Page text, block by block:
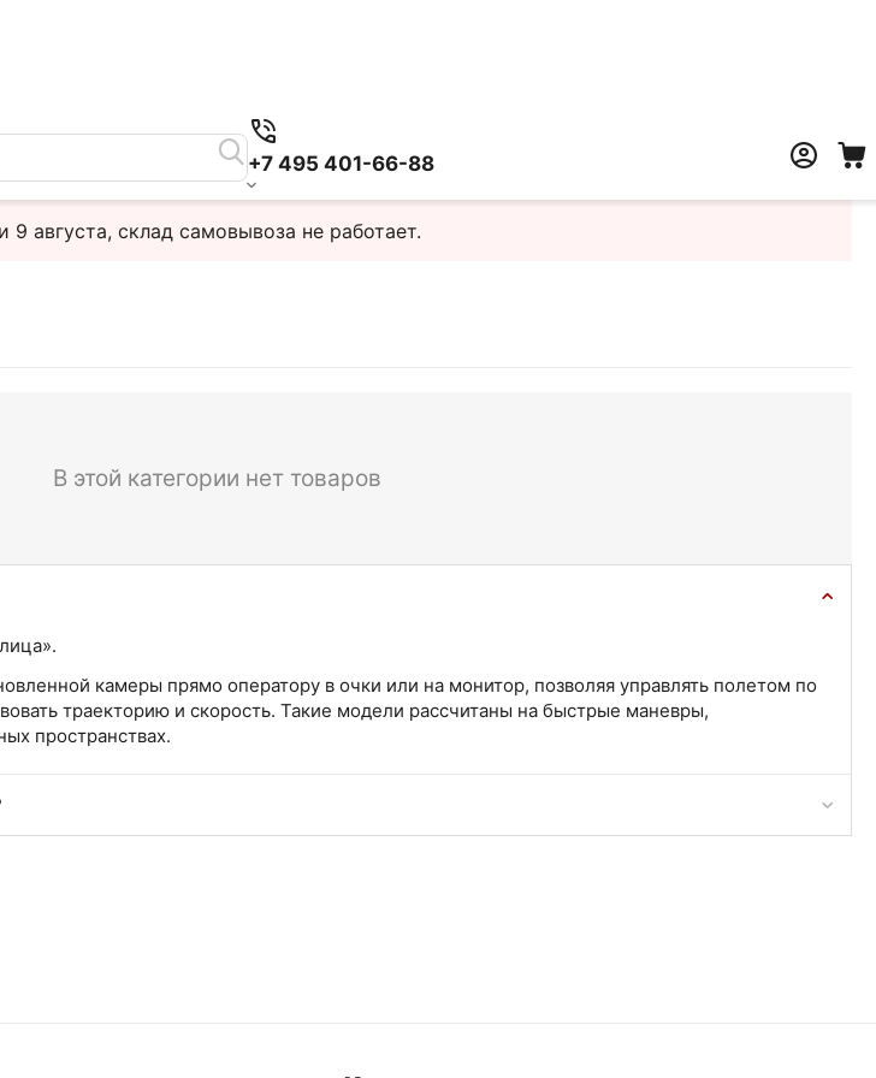
+7 495 401-66-88
августа, склад самовывоза не работает.
камеры прямо оператору в очки или на монитор, позволяя управлять полетом по
траекторию и скорость. Такие модели рассчитаны на быстрые маневры,
пространствах.
В этой категории нет товаров